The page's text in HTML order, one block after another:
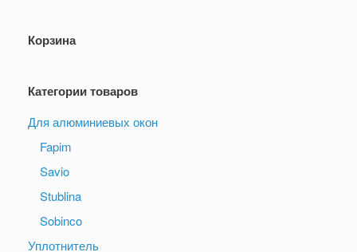
Корзина
Категории товаров
Для алюминиевых окон
Fapim
Savio
Stublina
Sobinco
Уплотнитель